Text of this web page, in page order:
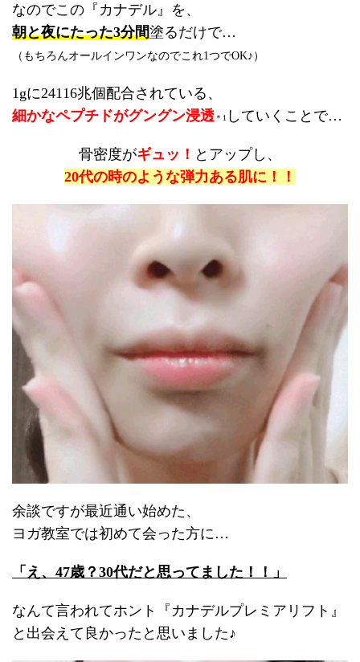
なのでこの『カナデル』を、
朝と夜にたった3分間塗るだけで…
（もちろんオールインワンなのでこれ1つでOK♪）
1gに24116兆個配合されている、
細かなペプチドがグングン浸透 ＊1 していくことで…
骨密度がギュッ！ とアップし、
20代の時のような弾力ある肌に！！
余談ですが最近通い始めた、
ヨガ教室では初めて会った方に…
「え、47歳？30代だと思ってました！！」
なんて言われてホント『カナデルプレミアリフト』
と出会えて良かったと思いました♪